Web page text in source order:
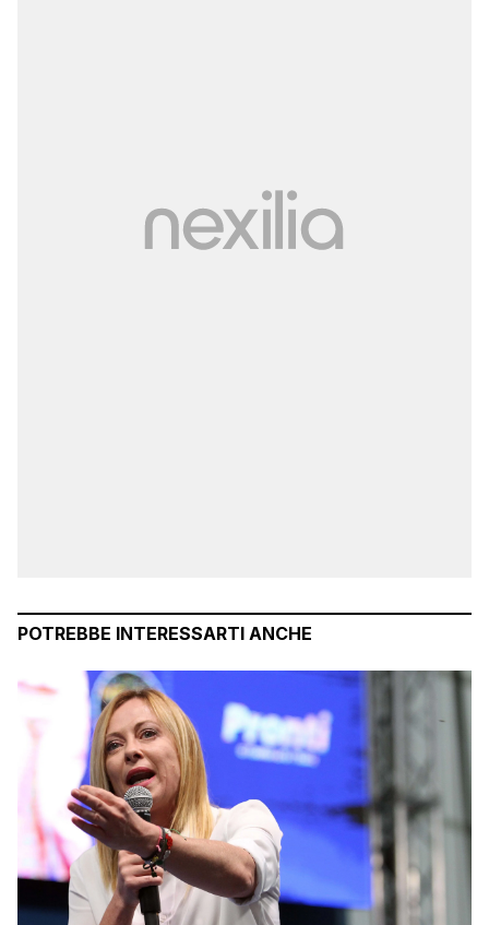
POTREBBE INTERESSARTI ANCHE